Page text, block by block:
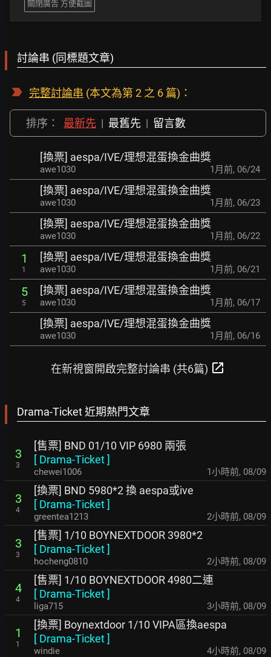
關閉廣告 方便截圖
討論串 (同標題文章)
完整討論串 (本文為第 2 之 6 篇)：
排序： 最新先 | 最舊先 | 留言數
[換票] aespa/IVE/理想混蛋換金曲獎
awe1030 1月前, 06/24
[換票] aespa/IVE/理想混蛋換金曲獎
awe1030 1月前, 06/23
[換票] aespa/IVE/理想混蛋換金曲獎
awe1030 1月前, 06/22
1
1
[換票] aespa/IVE/理想混蛋換金曲獎
awe1030 1月前, 06/21
5
5
[換票] aespa/IVE/理想混蛋換金曲獎
awe1030 1月前, 06/17
[換票] aespa/IVE/理想混蛋換金曲獎
awe1030 1月前, 06/16
在新視窗開啟完整討論串 (共6篇) open_in_new
Drama-Ticket 近期熱門文章
3
3
[售票] BND 01/10 VIP 6980 兩張
[ Drama-Ticket]
chewei1006 1小時前, 08/09
3
4
[換票] BND 5980*2 換 aespa或ive
[ Drama-Ticket]
greentea1213 2小時前, 08/09
3
3
[售票] 1/10 BOYNEXTDOOR 3980*2
[ Drama-Ticket]
hocheng0810 2小時前, 08/09
4
4
[售票] 1/10 BOYNEXTDOOR 4980二連
[ Drama-Ticket]
liga715 3小時前, 08/09
1
1
[換票] Boynextdoor 1/10 VIPA區換aespa
[ Drama-Ticket]
windie 4小時前, 08/09